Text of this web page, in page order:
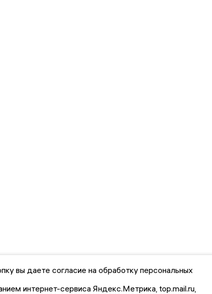
вы даете согласие на обработку персональных
интернет-сервиса Яндекс.Метрика, top.mail.ru,